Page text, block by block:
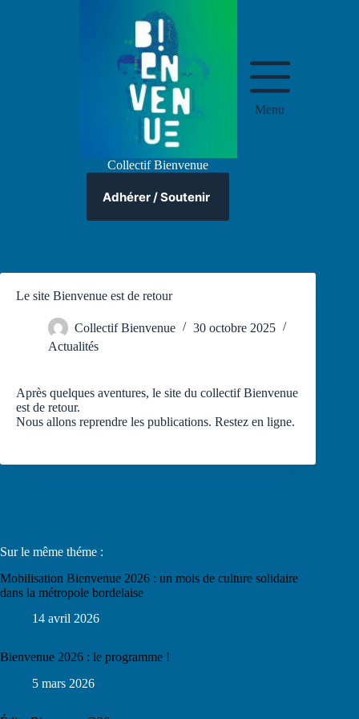
Collectif Bienvenue
Menu
Adhérer / Soutenir
Le site Bienvenue est de retour
Collectif Bienvenue
30 octobre 2025
Actualités
Après quelques aventures, le site du collectif Bienvenue
est de retour.
Nous allons reprendre les publications. Restez en ligne.
Sur le même théme :
Mobilisation Bienvenue 2026 : un mois de culture solidaire
dans la métropole bordelaise
14 avril 2026
Bienvenue 2026 : le programme !
5 mars 2026